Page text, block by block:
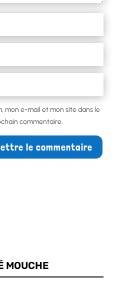
mon e-mail et mon site dans le
commentaire.
le commentaire
MOUCHE